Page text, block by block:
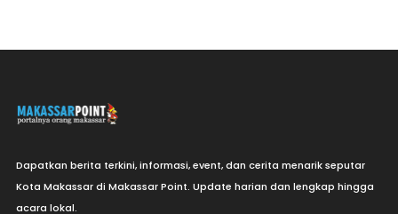
Dapatkan berita terkini, informasi, event, dan cerita menarik seputar
Kota Makassar di Makassar Point. Update harian dan lengkap hingga
acara lokal.